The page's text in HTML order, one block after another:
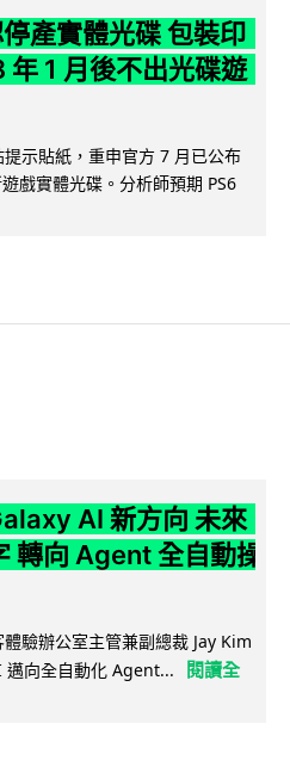
產實體光碟 包裝印
1 月後不出光碟遊
示貼紙，重申官方 7 月已公布
戲實體光碟。分析師預期 PS6
AI 新方向 未來
轉向 Agent 全自動操
驗辦公室主管兼副總裁 Jay Kim
邁向全自動化 Agent...
閱讀全